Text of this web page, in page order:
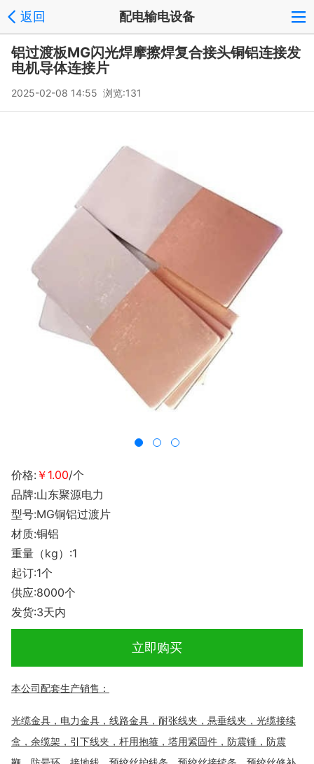
返回 配电输电设备
铝过渡板MG闪光焊摩擦焊复合接头铜铝连接发
电机导体连接片
2025-02-08 14:55 浏览:131
价格: ￥1.00/个
品牌:山东聚源电力
型号:MG铜铝过渡片
材质:铜铝
重量（kg）:1
起订:1个
供应:8000个
发货:3天内
立即购买
本公司配套生产销售：
光缆金具，电力金具，线路金具，耐张线夹，悬垂线夹，光缆接续
盒，余缆架，引下线夹，杆用抱箍，塔用紧固件，防震锤，防震